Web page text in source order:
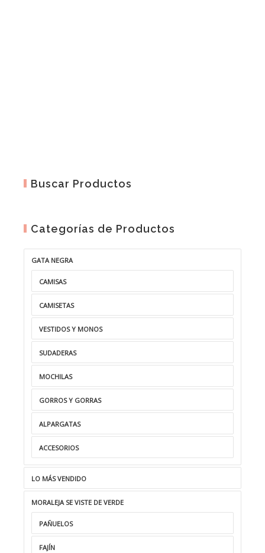
Buscar Productos
Categorías de Productos
GATA NEGRA
CAMISAS
CAMISETAS
VESTIDOS Y MONOS
SUDADERAS
MOCHILAS
GORROS Y GORRAS
ALPARGATAS
ACCESORIOS
LO MÁS VENDIDO
MORALEJA SE VISTE DE VERDE
PAÑUELOS
FAJÍN